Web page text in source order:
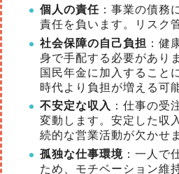
個人の責任 ：事業の債務
責任を負います。リスク
社会保障の自己負担 ：健
身で手配する必要があり
国民年金に加入すること
時代より負担が増える可
不安定な収入 ：仕事の受
変動します。安定した収
続的な営業活動が欠かせ
孤独な仕事環境 ：一人で
ため、モチベーション維